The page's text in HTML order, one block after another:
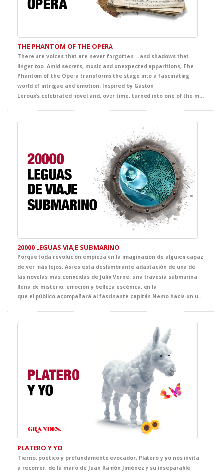
THE PHANTOM OF THE OPERA
There are voices that are never forgotten… and shadows that
linger too. Amid secrets, music and unexpected apparitions, The
Phantom of the Opera transforms the stage into a fascinating
world of intrigue and emotion. Inspired by Gaston
Leroux’s celebrated novel and, over time, turned into one of the most famous and admired titles from Broadway to London’s West End and the wider international stage imagination, this production envelops the audience in an unforgettable story of mystery, beauty and passion. A captivating theatrical experience that offers students a powerful immersion in English, filled with intensity, atmosphere and deep emotion.
20000 LEGUAS VIAJE SUBMARINO
Porque toda revolución empieza en la imaginación de alguien capaz
de ver más lejos. Así es esta deslumbrante adaptación de una de
las novelas más conocidas de Julio Verne: una travesía submarina
llena de misterio, emoción y belleza escénica, en la
que el público acompañará al fascinante capitán Nemo hacia un universo desconocido. Un espectáculo que celebra el poder de la fantasía como origen de los grandes avances científicos.
PLATERO Y YO
Tierno, poético y profundamente evocador, Platero y yo nos invita
a recorrer, de la mano de Juan Ramón Jiménez y su inseparable